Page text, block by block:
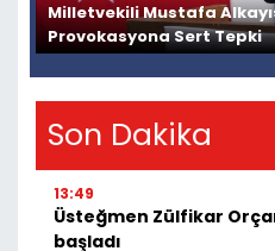
Milletvekili Mustafa
Provokasyona Sert Tepki
Son Dakika
13:49
Üsteğmen Zülfikar
başladı